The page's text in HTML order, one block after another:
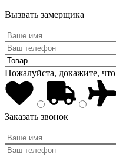
Вызвать замерщика
Пожалуйста, докажите,
Заказать звонок